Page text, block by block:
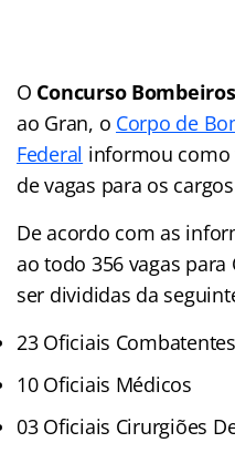
O Concurso
ao Gran, o Corpo de
Federal informou
de vagas para os
De acordo com as
ao todo 356 vagas para
ser divididas da
23 Oficiais Combatentes
10 Oficiais Médicos
03 Oficiais Cirurgiões